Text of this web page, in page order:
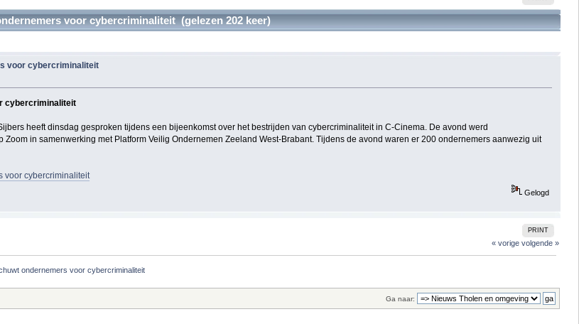
voor cybercriminaliteit (gelezen 202 keer)
voor cybercriminaliteit
cybercriminaliteit
heeft dinsdag gesproken tijdens een bijeenkomst over het bestrijden van cybercriminaliteit in C-Cinema. De avond werd
in samenwerking met Platform Veilig Ondernemen Zeeland West-Brabant. Tijdens de avond waren er 200 ondernemers aanwezig uit
voor cybercriminaliteit
Gelogd
PRINT
« vorige volgende »
ondernemers voor cybercriminaliteit
Ga naar: